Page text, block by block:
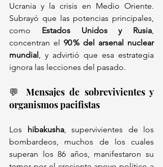
Ucrania y la crisis en Medio Oriente.
Subrayó que las potencias principales,
como Estados Unidos y Rusia
concentran el 90 % del arsenal nuclear
mundial , y advirtió que esa estrategia
ignora las lecciones del pasado.
💬 Mensajes de sobrevivientes y
organismos pacifistas
Los hibakusha, supervivientes de los
bombardeos, muchos de los cuales
superan los 86 años, manifestaron su